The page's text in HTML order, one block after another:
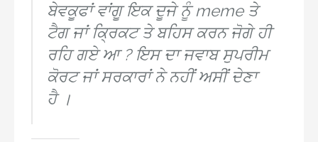
ਬੇਵਕੂਫਾਂ ਵਾਂਗੂ ਇਕ ਦੂਜੇ ਨੂੰ meme ਤੇ
ਟੈਗ ਜਾਂ ਕ੍ਰਿਕਟ ਤੇ ਬਹਿਸ ਕਰਨ ਜੋਗੇ ਹੀ
ਰਹਿ ਗਏ ਆ ? ਇਸ ਦਾ ਜਵਾਬ ਸੁਪਰੀਮ
ਕੋਰਟ ਜਾਂ ਸਰਕਾਰਾਂ ਨੇ ਨਹੀਂ ਅਸੀਂ ਦੇਣਾ
ਹੈ ।